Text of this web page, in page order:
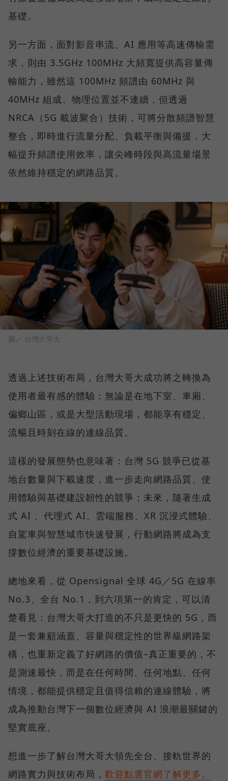
基礎。
另一方面，面對影音串流、AI 應用等高速傳輸需
求，則由 3.5GHz 100MHz 大頻寬提供高容量傳
輸能力，雖然這 100MHz 頻譜由 60MHz 與
40MHz 組成、物理位置並不連續，但透過
NRCA（5G 載波聚合）技術，可將分散頻譜智慧
整合，即時進行流量分配、負載平衡與備援，大
幅提升頻譜使用效率，讓尖峰時段與高流量場景
依然維持穩定的網路品質。
圖／ 台灣大哥大
透過上述技術布局，台灣大哥大成功將之轉換為
使用者最有感的體驗：無論是在地下室、車廂、
偏鄉山區，或是大型活動現場，都能享有穩定、
流暢且時刻在線的連線品質。
這樣的發展態勢也意味著：台灣 5G 競爭已從基
地台數量與下載速度，進一步走向網路品質、使
用體驗與基礎建設韌性的競爭；未來，隨著生成
式 AI 、代理式 AI、雲端服務、XR 沉浸式體驗、
自駕車與智慧城市快速發展，行動網路將成為支
撐數位經濟的重要基礎設施。
總地來看，從 Opensignal 全球 4G／5G 在線率
No.3、全台 No.1，到六項第一的肯定，可以清
楚看見：台灣大哥大打造的不只是更快的 5G，而
是一套兼顧涵蓋、容量與穩定性的世界級網路架
構，也重新定義了好網路的價值–真正重要的，不
是測速最快，而是在任何時間、任何地點、任何
情境，都能提供穩定且值得信賴的連線體驗，將
成為推動台灣下一個數位經濟與 AI 浪潮最關鍵的
堅實底座。
想進一步了解台灣大哥大領先全台、接軌世界的
網路實力與技術布局， 歡迎點選官網了解更多。